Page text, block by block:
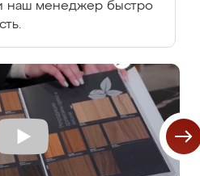
наш менеджер быстро